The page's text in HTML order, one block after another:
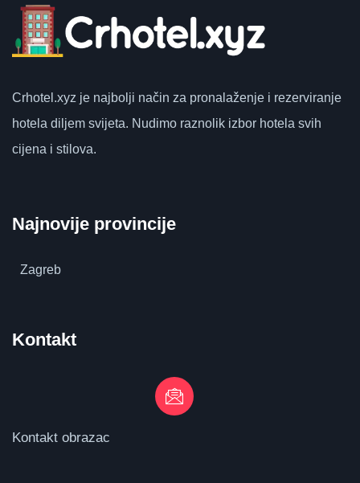
Crhotel.xyz je najbolji način za pronalaženje i rezerviranje
hotela diljem svijeta. Nudimo raznolik izbor hotela svih
cijena i stilova.
Najnovije provincije
Zagreb
Kontakt
Kontakt obrazac